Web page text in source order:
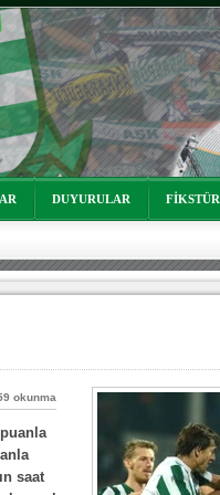
DUYURULAR FİKSTÜR
okunma
saat